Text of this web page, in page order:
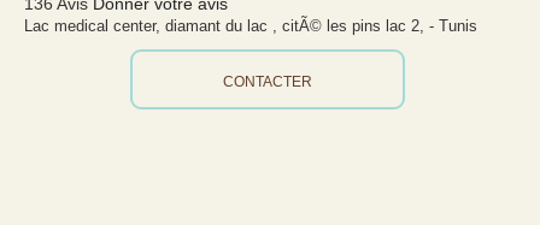
Lac medical center, diamant du lac , citÃ© les pins lac 2, - Tunis
CONTACTER